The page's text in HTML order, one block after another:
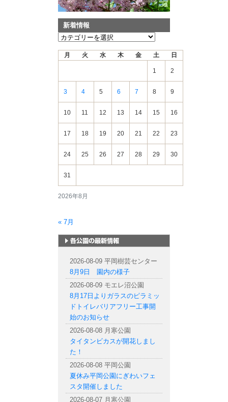
新着情報
新
2026年8月
月 火 水 木 金 土 日
1 2
3 4 5 6 7 8 9
10 11 12 13 14 15 16
17 18 19 20 21 22 23
24 25 26 27 28 29 30
31
« 7月
2026-08-09 平岡樹芸センター
8月9日 園内の様子
2026-08-09 モエレ沼公園
8月17日よりガラスのピラミッ
ドトイレバリアフリー工事開
始のお知らせ
2026-08-08 月寒公園
タイタンビカスが開花しまし
た！
2026-08-08 平岡公園
夏休み平岡公園にぎわいフェ
スタ開催しました
2026-08-07 月寒公園